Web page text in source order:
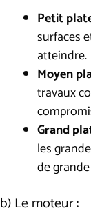
Petit
surfaces
atteindre.
Moyen
travaux
Grand
les
de
b) Le moteur :